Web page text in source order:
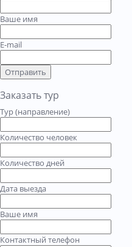
Ваше имя
E-mail
Отправить
Заказать тур
Тур (направление)
Количество человек
Количество дней
Дата выезда
Ваше имя
Контактный телефон